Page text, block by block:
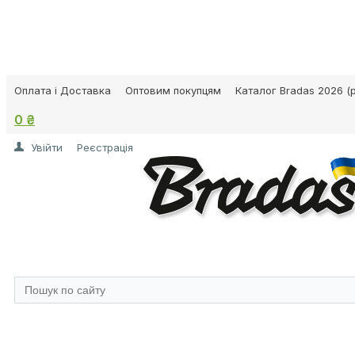
Оплата і Доставка Оптовим покупцям Каталог Bradas 2026
0 ₴
Увійти Реєстрація